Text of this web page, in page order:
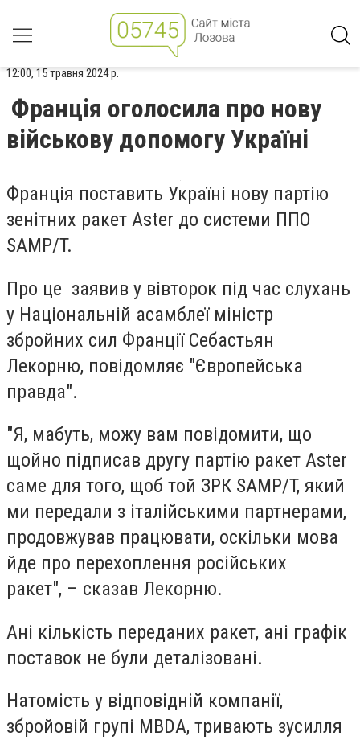
12:00, 15 травня 2024 р.
Франція оголосила про нову
військову допомогу Україні
Франція поставить Україні нову партію
зенітних ракет Aster до системи ППО
SAMP/T.
Про це заявив у вівторок під час слухань
у Національній асамблеї міністр
збройних сил Франції Себастьян
Лекорню, повідомляє "Європейська
правда".
"Я, мабуть, можу вам повідомити, що
щойно підписав другу партію ракет Aster
саме для того, щоб той ЗРК SAMP/T, який
ми передали з італійськими партнерами,
продовжував працювати, оскільки мова
йде про перехоплення російських
ракет", – сказав Лекорню.
Ані кількість переданих ракет, ані графік
поставок не були деталізовані.
Натомість у відповідній компанії,
збройовій групі MBDA, тривають зусилля